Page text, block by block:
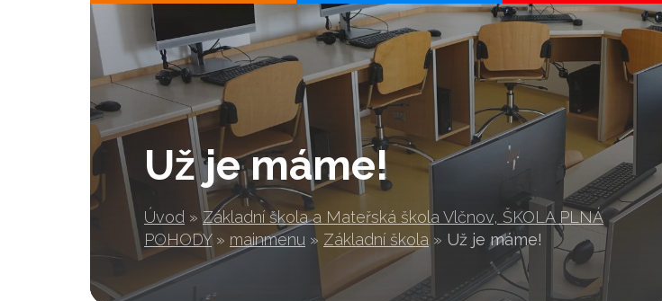
Už je máme!
Úvod » Základní škola a Mateřská škola Vlčnov, ŠKOLA PLNÁ
POHODY » mainmenu » Základní škola » Už je máme!